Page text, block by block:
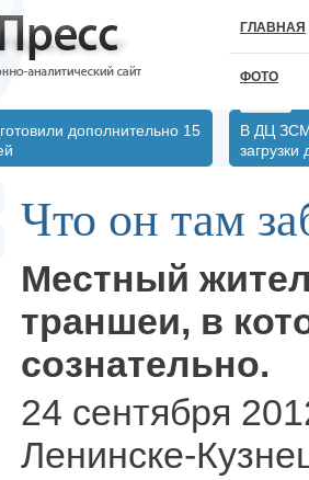
ГЛАВНАЯ
ФОТО
дополнительно 15
В ДЦ
Что он там
Местный
траншеи, в
сознательно.
24 сентября
Ленинске-